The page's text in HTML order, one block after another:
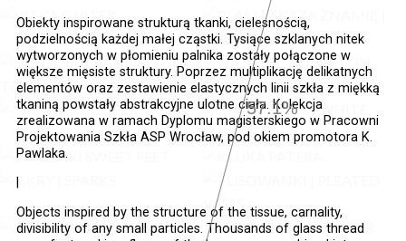
57.9%
Obiekty inspirowane strukturą tkanki, cielesnością,
podzielnością każdej małej cząstki. Tysiące szklanych nitek
wytworzonych w płomieniu palnika zostały połączone w
większe mięsiste struktury. Poprzez multiplikację delikatnych
elementów oraz zestawienie elastycznych linii szkła z miękką
tkaniną powstały abstrakcyjne ulotne ciała. Kolekcja
zrealizowana w ramach Dyplomu magisterskiego w Pracowni
Projektowania Szkła ASP Wrocław, pod okiem promotora K.
Pawlaka.
Objects inspired by the structure of the tissue, carnality,
divisibility of any small particles. Thousands of glass thread